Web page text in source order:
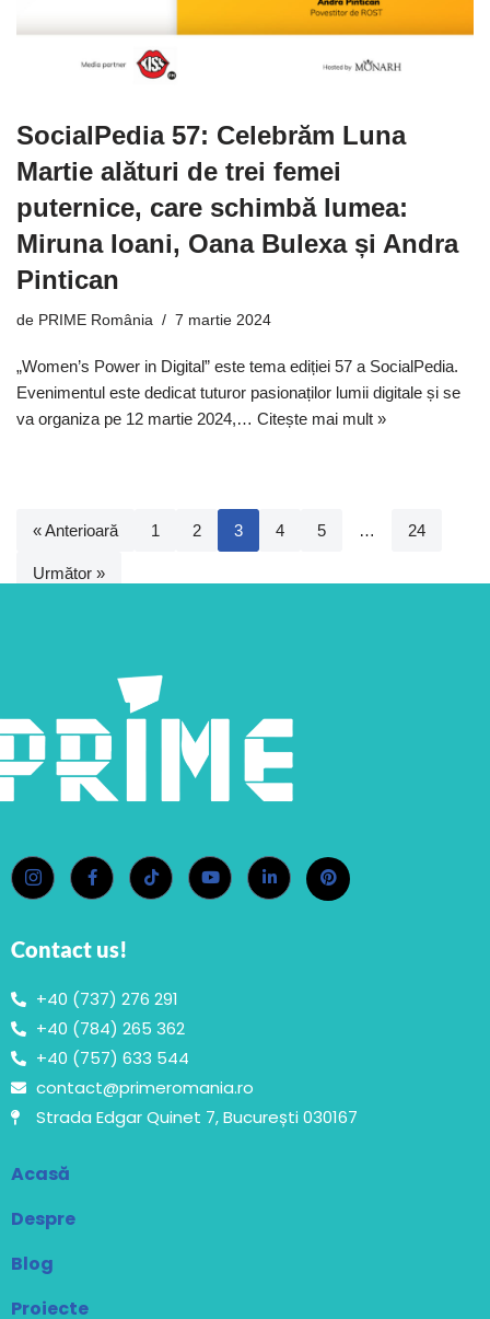
SocialPedia 57: Celebrăm Luna
Martie alături de trei femei
puternice, care schimbă lumea:
Miruna Ioani, Oana Bulexa și Andra
Pintican
de PRIME România 7 martie 2024
„Women’s Power in Digital” este tema ediției 57 a SocialPedia.
Evenimentul este dedicat tuturor pasionaților lumii digitale și se
va organiza pe 12 martie 2024,… Citește mai mult »
« Anterioară 1 2 3 4 5 … 24
Următor »
Contact us!
+40 (737) 276 291
+40 (784) 265 362
+40 (757) 633 544
contact@primeromania.ro
Strada Edgar Quinet 7, București 030167
Acasă
Despre
Blog
Proiecte